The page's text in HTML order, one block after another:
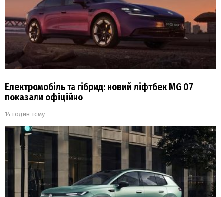
Електромобіль та гібрид: новий ліфтбек MG 07
показали офіційно
14 годин тому